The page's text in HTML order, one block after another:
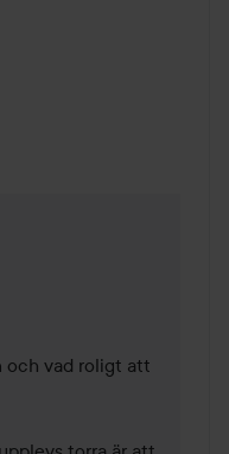
Creator.lades 1 år
och vad roligt att